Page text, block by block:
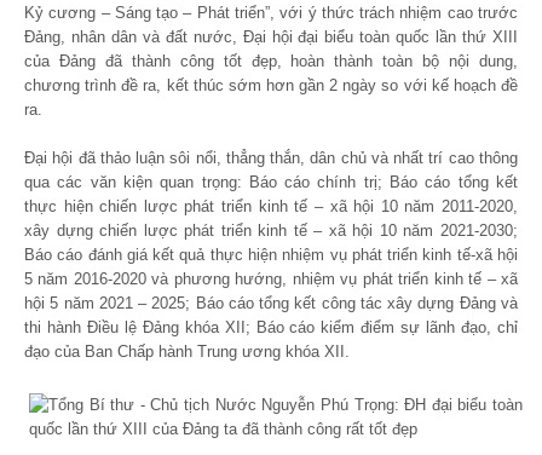
Kỷ cương – Sáng tạo – Phát triển”, với ý thức trách nhiệm cao trước
Đảng, nhân dân và đất nước, Đại hội đại biểu toàn quốc lần thứ XIII
của Đảng đã thành công tốt đẹp, hoàn thành toàn bộ nội dung,
chương trình đề ra, kết thúc sớm hơn gần 2 ngày so với kế hoạch đề
ra.
Đại hội đã thảo luận sôi nổi, thẳng thắn, dân chủ và nhất trí cao thông
qua các văn kiện quan trọng: Báo cáo chính trị; Báo cáo tổng kết
thực hiện chiến lược phát triển kinh tế – xã hội 10 năm 2011-2020,
xây dựng chiến lược phát triển kinh tế – xã hội 10 năm 2021-2030;
Báo cáo đánh giá kết quả thực hiện nhiệm vụ phát triển kinh tế-xã hội
5 năm 2016-2020 và phương hướng, nhiệm vụ phát triển kinh tế – xã
hội 5 năm 2021 – 2025; Báo cáo tổng kết công tác xây dựng Đảng và
thi hành Điều lệ Đảng khóa XII; Báo cáo kiểm điểm sự lãnh đạo, chỉ
đạo của Ban Chấp hành Trung ương khóa XII.